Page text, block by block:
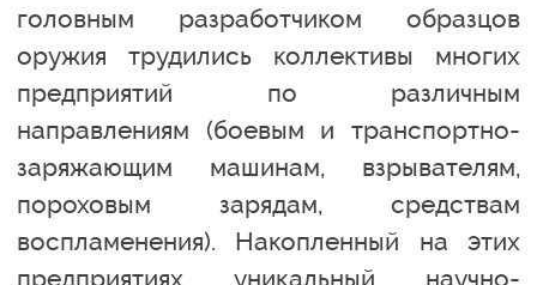
головным разработчиком образцов
оружия трудились коллективы многих
предприятий по различным
направлениям (боевым и транспортно-
заряжающим машинам, взрывателям,
пороховым зарядам, средствам
воспламенения). Накопленный на этих
предприятиях уникальный научно-